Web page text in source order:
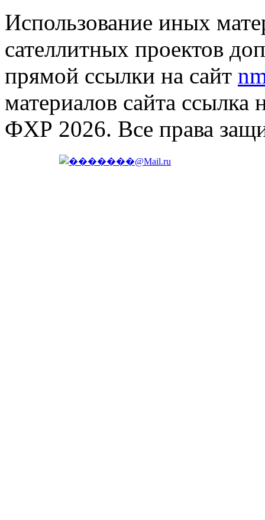
Использование иных
сателлитных проектов
прямой ссылки на сайт
материалов сайта ссылка
ФХР 2026. Все права